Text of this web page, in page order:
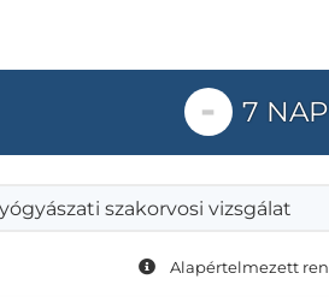
- 7 NAP
szakorvosi vizsgálat